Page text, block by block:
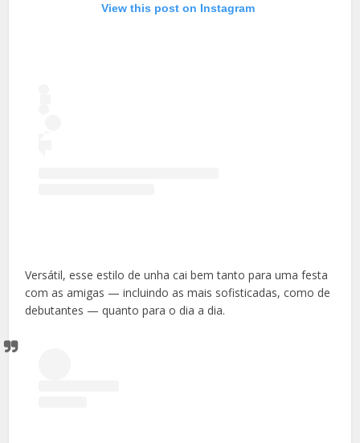
View this post on Instagram
Versátil, esse estilo de unha cai bem tanto para uma festa
com as amigas — incluindo as mais sofisticadas, como de
debutantes — quanto para o dia a dia.